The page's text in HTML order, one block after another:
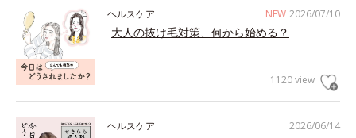
NEW 2026/07/10
ヘルスケア
大人の抜け毛対策、何から始める？
1120 view
2026/06/14
ヘルスケア